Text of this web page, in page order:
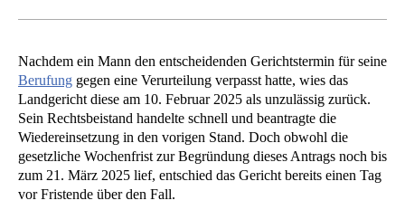
Nachdem ein Mann den entscheidenden Gerichtstermin für seine
Berufung gegen eine Verurteilung verpasst hatte, wies das
Landgericht diese am 10. Februar 2025 als unzulässig zurück.
Sein Rechtsbeistand handelte schnell und beantragte die
Wiedereinsetzung in den vorigen Stand. Doch obwohl die
gesetzliche Wochenfrist zur Begründung dieses Antrags noch bis
zum 21. März 2025 lief, entschied das Gericht bereits einen Tag
vor Fristende über den Fall.